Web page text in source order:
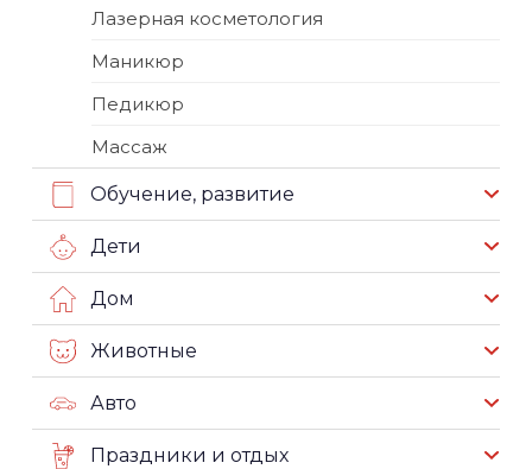
Лазерная косметология
Маникюр
Педикюр
Массаж
Обучение, развитие
Дети
Дом
Животные
Авто
Праздники и отдых